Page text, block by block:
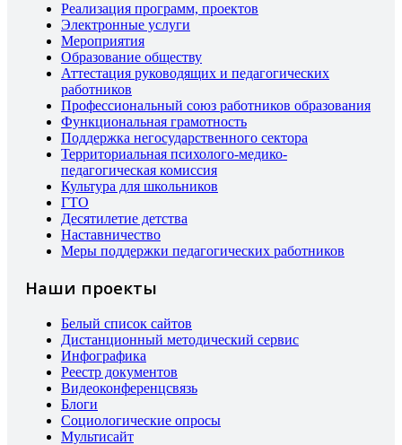
Реализация программ, проектов
Электронные услуги
Мероприятия
Образование обществу
Аттестация руководящих и педагогических
работников
Профессиональный союз работников образования
Функциональная грамотность
Поддержка негосударственного сектора
Территориальная психолого-медико-
педагогическая комиссия
Культура для школьников
ГТО
Десятилетие детства
Наставничество
Меры поддержки педагогических работников
Наши проекты
Белый список сайтов
Дистанционный методический сервис
Инфографика
Реестр документов
Видеоконференцсвязь
Блоги
Социологические опросы
Мультисайт